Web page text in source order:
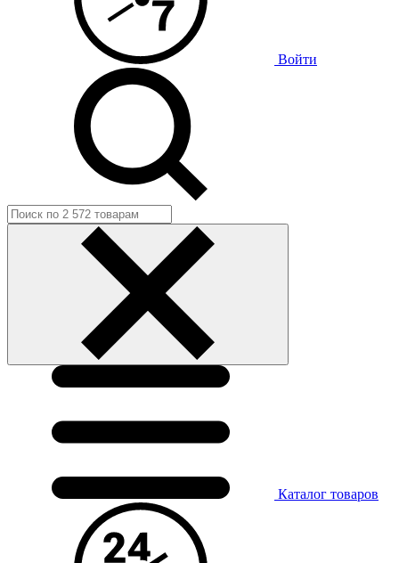
Войти
Каталог товаров